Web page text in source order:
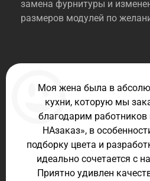
замена фурнитуры и
размеров модулей по
Моя жена была в
кухни, которую мы
благодарим
НАзаказ», в
подборку цвета и
идеально сочетается с
Приятно удивлен